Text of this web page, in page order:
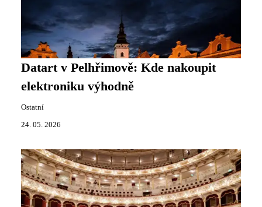
Datart v Pelhřimově: Kde nakoupit
elektroniku výhodně
Ostatní
24. 05. 2026